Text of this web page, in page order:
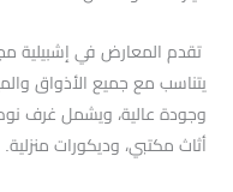
تقدم المعارض في إشبيلية
يتناسب مع جميع الأذواق
وجودة عالية، ويشمل غرف
أثاث مكتبي، وديكورات منزلية.